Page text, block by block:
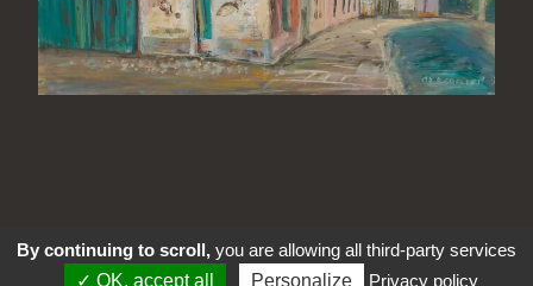
By continuing to scroll, you are allowing all third-party services
OK, accept all
Personalize Privacy policy